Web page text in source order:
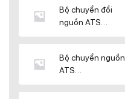
Bộ chuyển đổi
nguồn ATS
Bộ chuyển nguồn
ATS